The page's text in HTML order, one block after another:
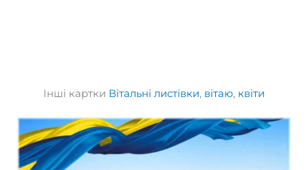
Інші картки Вітальні листівки, вітаю, квіти